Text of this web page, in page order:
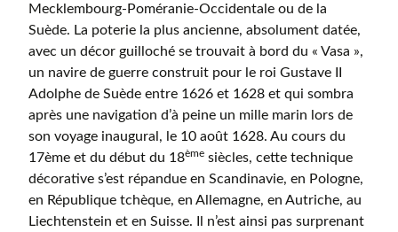
Mecklembourg-Poméranie-Occidentale ou de la
Suède. La poterie la plus ancienne, absolument datée,
avec un décor guilloché se trouvait à bord du « Vasa »,
un navire de guerre construit pour le roi Gustave II
Adolphe de Suède entre 1626 et 1628 et qui sombra
après une navigation d’à peine un mille marin lors de
son voyage inaugural, le 10 août 1628. Au cours du
17ème et du début du 18ème siècles, cette technique
décorative s’est répandue en Scandinavie, en Pologne,
en République tchèque, en Allemagne, en Autriche, au
Liechtenstein et en Suisse. Il n’est ainsi pas surprenant